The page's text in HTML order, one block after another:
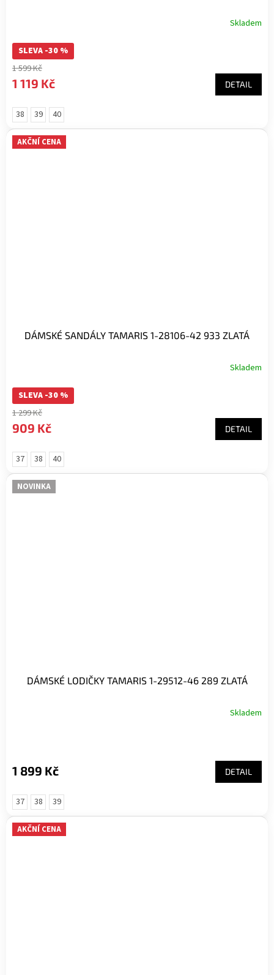
Skladem
SLEVA -30 %
1 599 Kč
1 119 Kč DETAIL
38 39 40
AKČNÍ CENA
DÁMSKÉ SANDÁLY TAMARIS 1-28106-42 933 ZLATÁ
Skladem
SLEVA -30 %
1 299 Kč
909 Kč DETAIL
37 38 40
NOVINKA
DÁMSKÉ LODIČKY TAMARIS 1-29512-46 289 ZLATÁ
Skladem
1 899 Kč DETAIL
37 38 39
AKČNÍ CENA